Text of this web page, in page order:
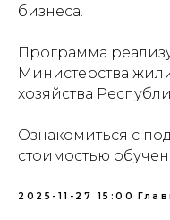
бизнеса.
Программа
Министерства
хозяйства
Ознакомиться с
стоимостью
2025-11-27 15:00